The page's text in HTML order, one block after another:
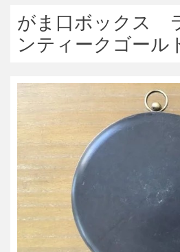
がま口ボックス
ンティークゴー